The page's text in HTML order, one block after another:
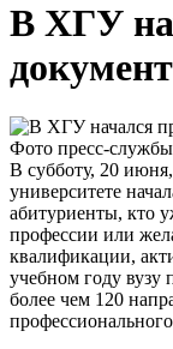
В ХГУ
Фото пресс-
В субботу, 20
университете
абитуриенты, кто
профессии или
квалификации,
учебном году вузу
более чем 120